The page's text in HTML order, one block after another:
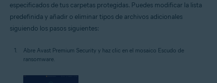
especificados de tus carpetas protegidas. Puedes modificar la lista
predefinida y añadir o eliminar tipos de archivos adicionales
siguiendo los pasos siguientes:
Abre Avast Premium Security y haz clic en el mosaico Escudo de
ransomware.